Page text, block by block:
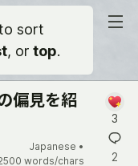
sort
, or top.
偏見を紹
Japanese •
words/chars
3
2